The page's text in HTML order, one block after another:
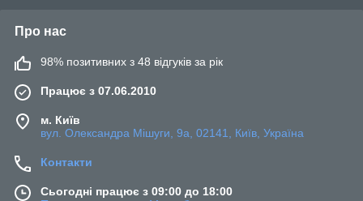
Про нас
98% позитивних з 48 відгуків за рік
Працює з 07.06.2010
м. Київ
вул. Олександра Мішуги, 9а, 02141, Київ, Україна
Контакти
Сьогодні працює з 09:00 до 18:00